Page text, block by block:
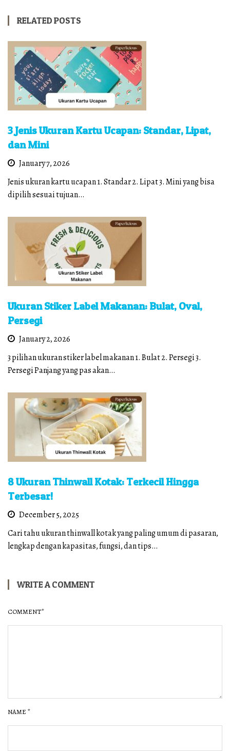
RELATED POSTS
3 Jenis Ukuran Kartu Ucapan: Standar, Lipat,
dan Mini
January 7, 2026
Jenis ukuran kartu ucapan 1. Standar 2. Lipat 3. Mini yang bisa
dipilih sesuai tujuan…
Ukuran Stiker Label Makanan: Bulat, Oval,
Persegi
January 2, 2026
3 pilihan ukuran stiker label makanan 1. Bulat 2. Persegi 3.
Persegi Panjang yang pas akan…
8 Ukuran Thinwall Kotak: Terkecil Hingga
Terbesar!
December 5, 2025
Cari tahu ukuran thinwall kotak yang paling umum di pasaran,
lengkap dengan kapasitas, fungsi, dan tips…
WRITE A COMMENT
COMMENT*
NAME *